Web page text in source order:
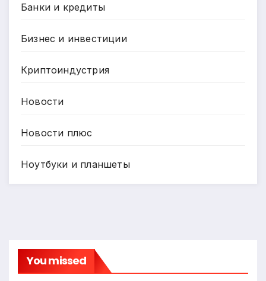
Банки и кредиты
Бизнес и инвестиции
Криптоиндустрия
Новости
Новости плюс
Ноутбуки и планшеты
You missed